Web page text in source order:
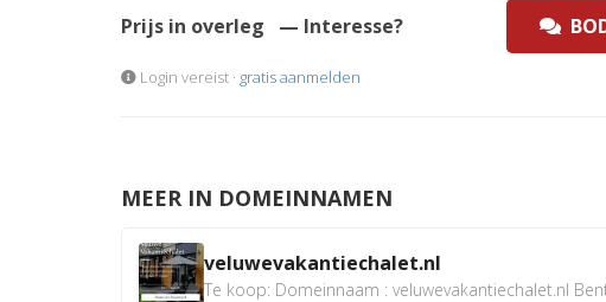
Prijs in overleg — Interesse?
Login vereist · gratis aanmelden
MEER IN DOMEINNAMEN
veluwevakantiechalet.nl
Te koop: Domeinnaam : veluwevakantiechalet.nl Bent